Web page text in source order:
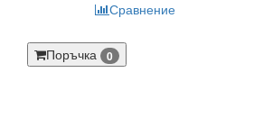
Сравнение
Поръчка 0